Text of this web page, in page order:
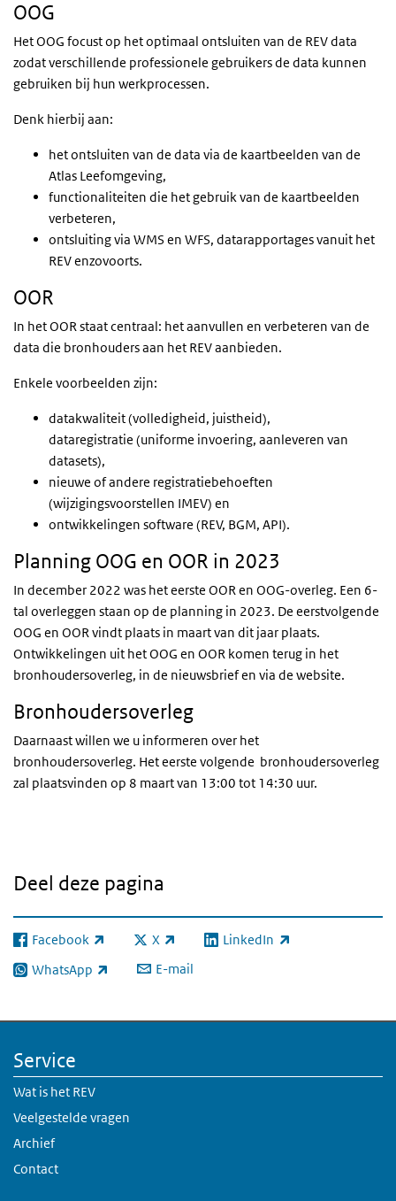
OOG
Het OOG focust op het optimaal ontsluiten van de REV data
zodat verschillende professionele gebruikers de data kunnen
gebruiken bij hun werkprocessen.
Denk hierbij aan:
het ontsluiten van de data via de kaartbeelden van de
Atlas Leefomgeving,
functionaliteiten die het gebruik van de kaartbeelden
verbeteren,
ontsluiting via WMS en WFS, datarapportages vanuit het
REV enzovoorts.
OOR
In het OOR staat centraal: het aanvullen en verbeteren van de
data die bronhouders aan het REV aanbieden.
Enkele voorbeelden zijn:
datakwaliteit (volledigheid, juistheid),
dataregistratie (uniforme invoering, aanleveren van
datasets),
nieuwe of andere registratiebehoeften
(wijzigingsvoorstellen IMEV) en
ontwikkelingen software (REV, BGM, API).
Planning OOG en OOR in 2023
In december 2022 was het eerste OOR en OOG-overleg. Een 6-
tal overleggen staan op de planning in 2023. De eerstvolgende
OOG en OOR vindt plaats in maart van dit jaar plaats.
Ontwikkelingen uit het OOG en OOR komen terug in het
bronhoudersoverleg, in de nieuwsbrief en via de website.
Bronhoudersoverleg
Daarnaast willen we u informeren over het
bronhoudersoverleg. Het eerste volgende bronhoudersoverleg
zal plaatsvinden op 8 maart van 13:00 tot 14:30 uur.
Deel deze pagina
Facebook
(externe link) X
(externe link) LinkedIn
(externe link)
WhatsApp
(externe link) E-mail
Service
Wat is het REV
Veelgestelde vragen
Archief
Contact